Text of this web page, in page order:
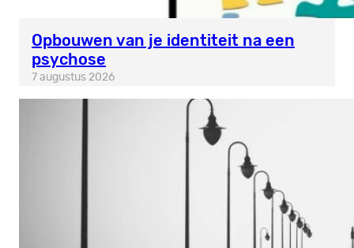
Opbouwen van je identiteit na een
psychose
7 augustus 2026